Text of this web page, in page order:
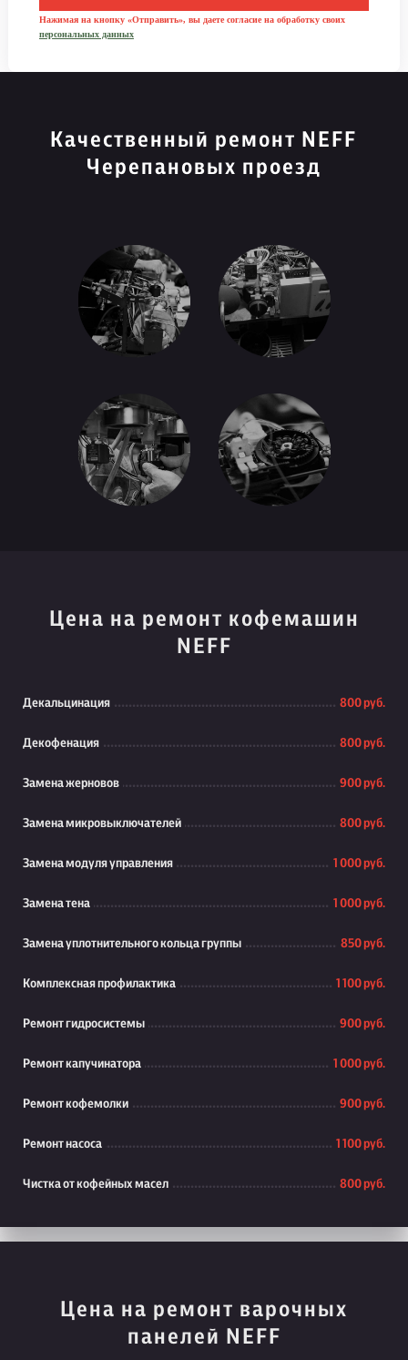
Нажимая на кнопку «Отправить», вы даете согласие на обработку своих
персональных данных
Качественный ремонт NEFF
Черепановых проезд
Цена на ремонт кофемашин
NEFF
Декальцинация 800 руб.
Декофенация 800 руб.
Замена жерновов 900 руб.
Замена микровыключателей 800 руб.
Замена модуля управления 1 000 руб.
Замена тена 1 000 руб.
Замена уплотнительного кольца группы 850 руб.
Комплексная профилактика 1 100 руб.
Ремонт гидросистемы 900 руб.
Ремонт капучинатора 1 000 руб.
Ремонт кофемолки 900 руб.
Ремонт насоса 1 100 руб.
Чистка от кофейных масел 800 руб.
Цена на ремонт варочных
панелей NEFF